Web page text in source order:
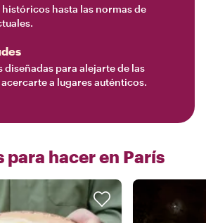
históricos hasta las normas de
diseñadas para alejarte de las
a lugares auténticos.
para hacer en París